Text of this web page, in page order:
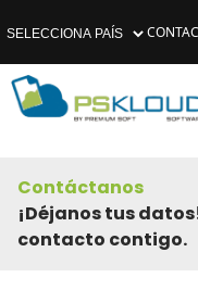
Contáctanos
¡Déjanos tus
contacto contigo.